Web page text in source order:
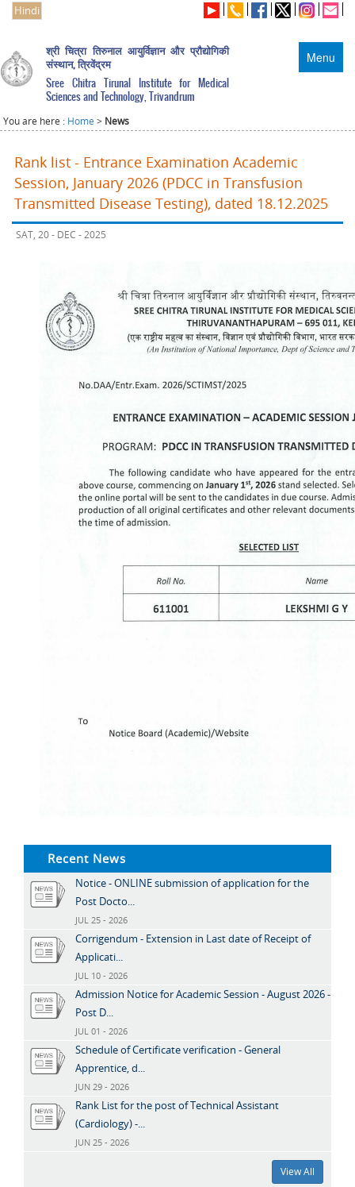
Hindi
Menu
श्री चित्रा तिरुनाल आयुर्विज्ञान और प्रौद्योगिकी
संस्थान, त्रिवेंद्रम
Sree Chitra Tirunal Institute for Medical
Sciences and Technology, Trivandrum
You are here : Home > News
Rank list - Entrance Examination Academic
Session, January 2026 (PDCC in Transfusion
Transmitted Disease Testing), dated 18.12.2025
SAT, 20 - DEC - 2025
Recent News
Notice - ONLINE submission of application for the
Post Docto...
JUL 25 - 2026
Corrigendum - Extension in Last date of Receipt of
Applicati...
JUL 10 - 2026
Admission Notice for Academic Session - August 2026 -
Post D...
JUL 01 - 2026
Schedule of Certificate verification - General
Apprentice, d...
JUN 29 - 2026
Rank List for the post of Technical Assistant
(Cardiology) -...
JUN 25 - 2026
View All